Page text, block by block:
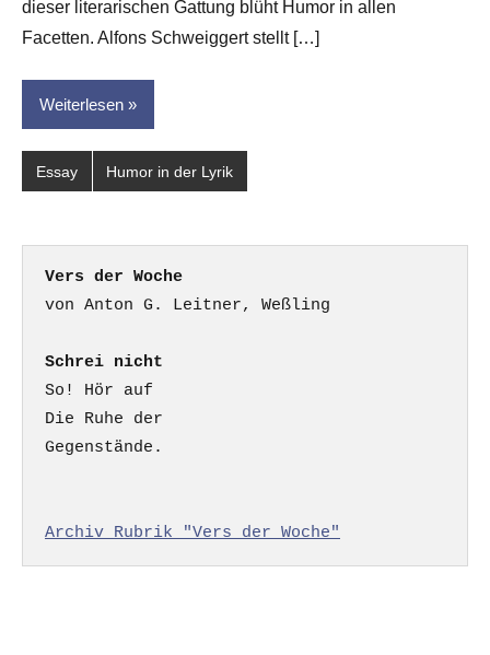
dieser literarischen Gattung blüht Humor in allen
Facetten. Alfons Schweiggert stellt […]
Weiterlesen
Essay Humor in der Lyrik
Vers der Woche
Schrei nicht
So! Hör auf
Die Ruhe der
Gegenstände.
Archiv Rubrik "Vers der Woche"